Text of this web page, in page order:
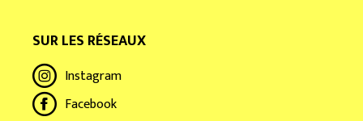
SUR LES RÉSEAUX
Instagram
Facebook